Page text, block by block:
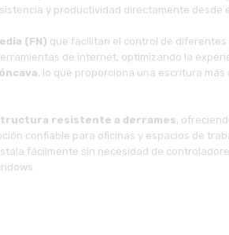
y productividad directamente desde
(FN) que facilitan el control de
de internet, optimizando la
, lo que proporciona una escritura
resistente a derrames,
confiable para oficinas y espacios de
fácilmente sin necesidad de